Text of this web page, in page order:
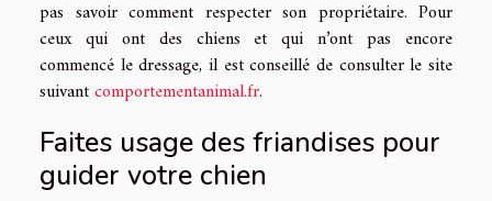
pas savoir comment respecter son propriétaire. Pour
ceux qui ont des chiens et qui n’ont pas encore
commencé le dressage, il est conseillé de consulter le site
suivantcomportementanimal.fr.
Faites usage des friandises pour
guider votre chien